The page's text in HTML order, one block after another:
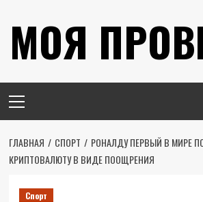
содержимому
МОЯ
меню
ГЛАВНАЯ СПОРТ
РОНАЛДУ ПЕРВЫЙ В МИРЕ
КРИПТОВАЛЮТУ В ВИДЕ ПООЩРЕНИЯ
Спорт